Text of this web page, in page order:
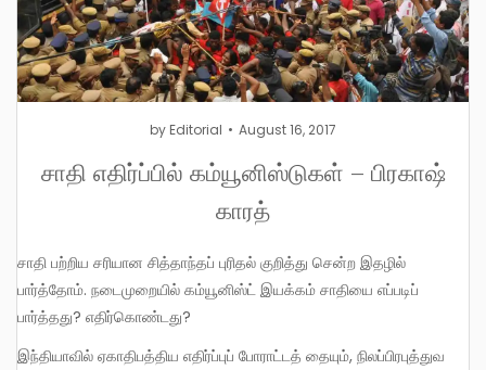
by Editorial August 16, 2017
சாதி எதிர்ப்பில் கம்யூனிஸ்டுகள் – பிரகாஷ்
காரத்
சாதி பற்றிய சரியான சித்தாந்தப் புரிதல் குறித்து சென்ற இதழில்
பார்த்தோம். நடைமுறையில் கம்யூனிஸ்ட் இயக்கம் சாதியை எப்படிப்
பார்த்தது? எதிர்கொண்டது?
இந்தியாவில் ஏகாதிபத்திய எதிர்ப்புப் போராட்டத் தையும், நிலப்பிரபுத்துவ